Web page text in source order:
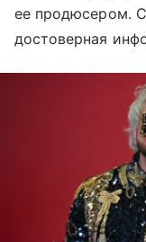
ее продюсером.
достоверная